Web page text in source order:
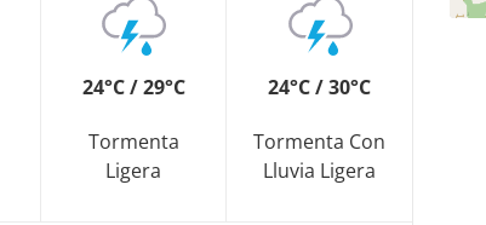
24°C / 29°C
Tormenta
Ligera
24°C / 30°C
Tormenta Con
Lluvia Ligera